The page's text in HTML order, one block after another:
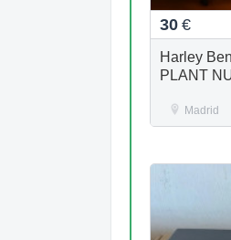
30 €
Harley
PLANT
Madrid